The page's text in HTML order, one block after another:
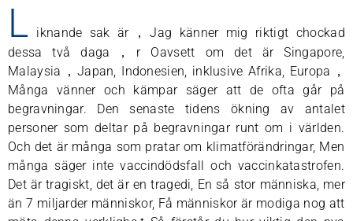
L
iknande sak är，Jag känner mig riktigt chockad
dessa två daga，r Oavsett om det är Singapore,
Malaysia，Japan, Indonesien, inklusive Afrika, Europa，
Många vänner och kämpar säger att de ofta går på
begravningar. Den senaste tidens ökning av antalet
personer som deltar på begravningar runt om i världen.
Och det är många som pratar om klimatförändringar, Men
många säger inte vaccindödsfall och vaccinkatastrofen.
Det är tragiskt, det är en tragedi, En så stor människa, mer
än 7 miljarder människor, Få människor är modiga nog att